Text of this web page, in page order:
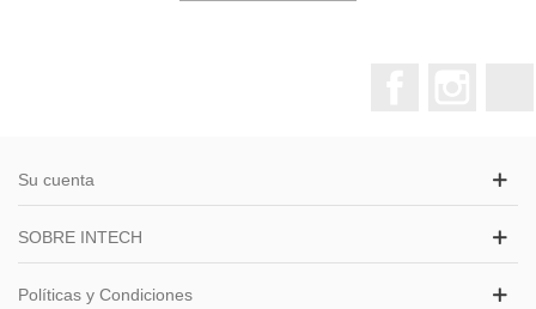
Su cuenta
SOBRE INTECH
Políticas y Condiciones